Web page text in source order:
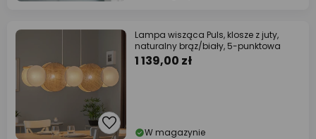
Lampa wisząca Puls, klosze z juty,
naturalny brąz/biały, 5-punktowa
1 139,00 zł
W magazynie